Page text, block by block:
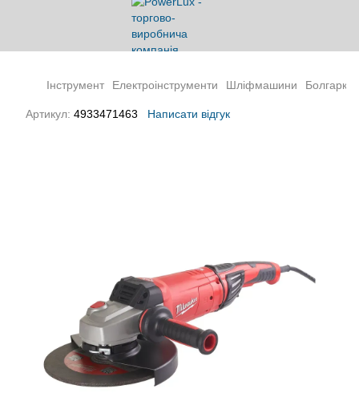
Інструмент Електроінструменти Шліфмашини Болгарки
Артикул: 4933471463 Написати відгук